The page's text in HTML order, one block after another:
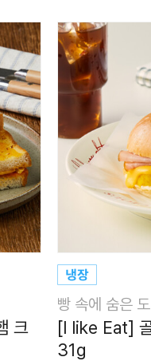
크
빵 속에 숨은
[I like Eat]
31g